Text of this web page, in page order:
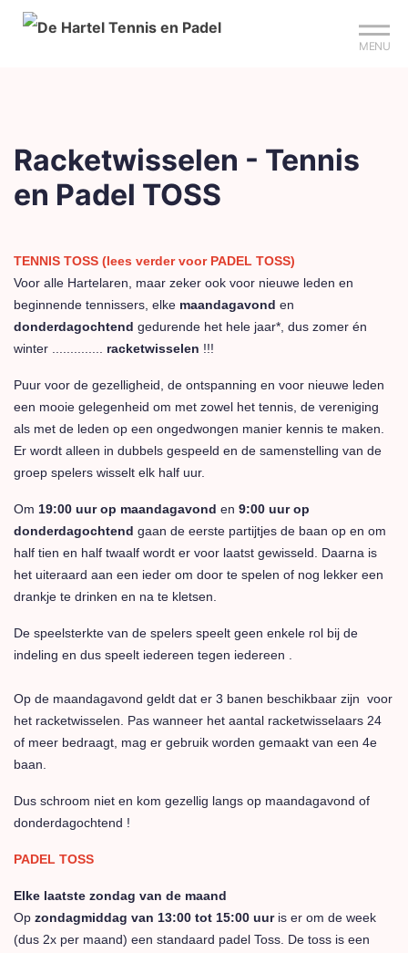
MENU
Racketwisselen - Tennis
en Padel TOSS
TENNIS TOSS (lees verder voor PADEL TOSS)
Voor alle Hartelaren, maar zeker ook voor nieuwe leden en
beginnende tennissers, elke maandagavond en
donderdagochtend gedurende het hele jaar*, dus zomer én
winter .............. racketwisselen !!!
Puur voor de gezelligheid, de ontspanning en voor nieuwe leden
een mooie gelegenheid om met zowel het tennis, de vereniging
als met de leden op een ongedwongen manier kennis te maken.
Er wordt alleen in dubbels gespeeld en de samenstelling van de
groep spelers wisselt elk half uur.
Om 19:00 uur op maandagavond en 9:00 uur op
donderdagochtend gaan de eerste partijtjes de baan op en om
half tien en half twaalf wordt er voor laatst gewisseld. Daarna is
het uiteraard aan een ieder om door te spelen of nog lekker een
drankje te drinken en na te kletsen.
De speelsterkte van de spelers speelt geen enkele rol bij de
indeling en dus speelt iedereen tegen iedereen .
Op de maandagavond geldt dat er 3 banen beschikbaar zijn voor
het racketwisselen. Pas wanneer het aantal racketwisselaars 24
of meer bedraagt, mag er gebruik worden gemaakt van een 4e
baan.
Dus schroom niet en kom gezellig langs op maandagavond of
donderdagochtend !
PADEL TOSS
Elke laatste zondag van de maand
Op zondagmiddag van 13:00 tot 15:00 uuris er om de week
(dus 2x per maand) een standaard padel Toss. De toss is een